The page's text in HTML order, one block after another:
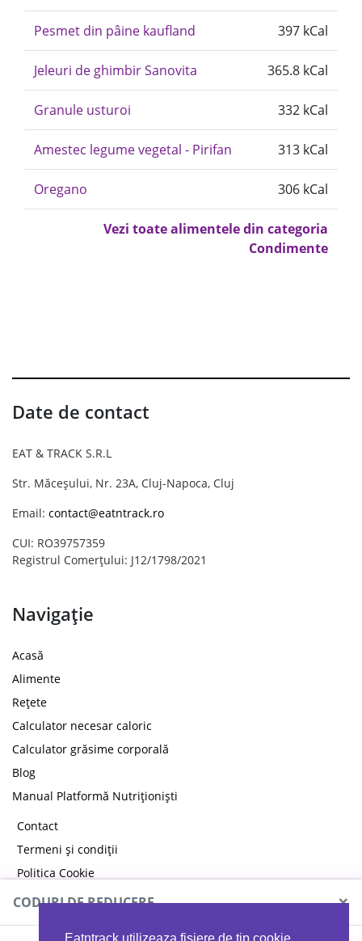
Pesmet din pâine kaufland 397 kCal
Jeleuri de ghimbir Sanovita 365.8 kCal
Granule usturoi 332 kCal
Amestec legume vegetal - Pirifan 313 kCal
Oregano 306 kCal
Vezi toate alimentele din categoria
Condimente
Date de contact
EAT & TRACK S.R.L
Str. Măceșului, Nr. 23A, Cluj-Napoca, Cluj
Email: contact@eatntrack.ro
CUI: RO39757359
Registrul Comerțului: J12/1798/2021
Navigație
Acasă
Alimente
Rețete
Calculator necesar caloric
Calculator grăsime corporală
Blog
Manual Platformă Nutriționiști
Contact
Termeni și condiții
Politica Cookie
Politica de confidențialitate
CODURI DE REDUCERE ×